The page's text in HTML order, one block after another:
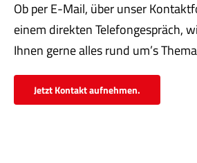
Ob per E-Mail, über unser
einem direkten Telefongespräch,
Ihnen gerne alles rund um’s
Jetzt Kontakt aufnehmen.